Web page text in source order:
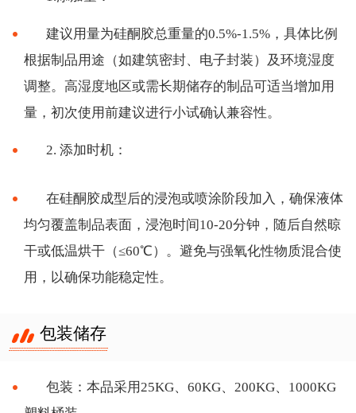
建议用量为硅酮胶总重量的0.5%-1.5%，具体比例
根据制品用途（如建筑密封、电子封装）及环境湿度
调整。高湿度地区或需长期储存的制品可适当增加用
量，初次使用前建议进行小试确认兼容性。
2. 添加时机：
在硅酮胶成型后的浸泡或喷涂阶段加入，确保液体
均匀覆盖制品表面，浸泡时间10-20分钟，随后自然晾
干或低温烘干（≤60℃）。避免与强氧化性物质混合使
用，以确保功能稳定性。
包装储存
包装：本品采用 25KG、60KG、200KG、1000KG